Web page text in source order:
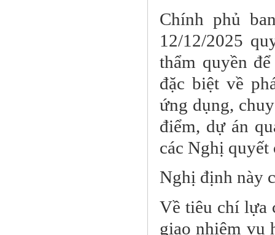
Chính phủ
12/12/2025
thẩm quyền
đặc biệt về
ứng dụng,
điểm, dự án
các Nghị quyết
Nghị định này
Về tiêu chí lựa
giao nhiệm vụ